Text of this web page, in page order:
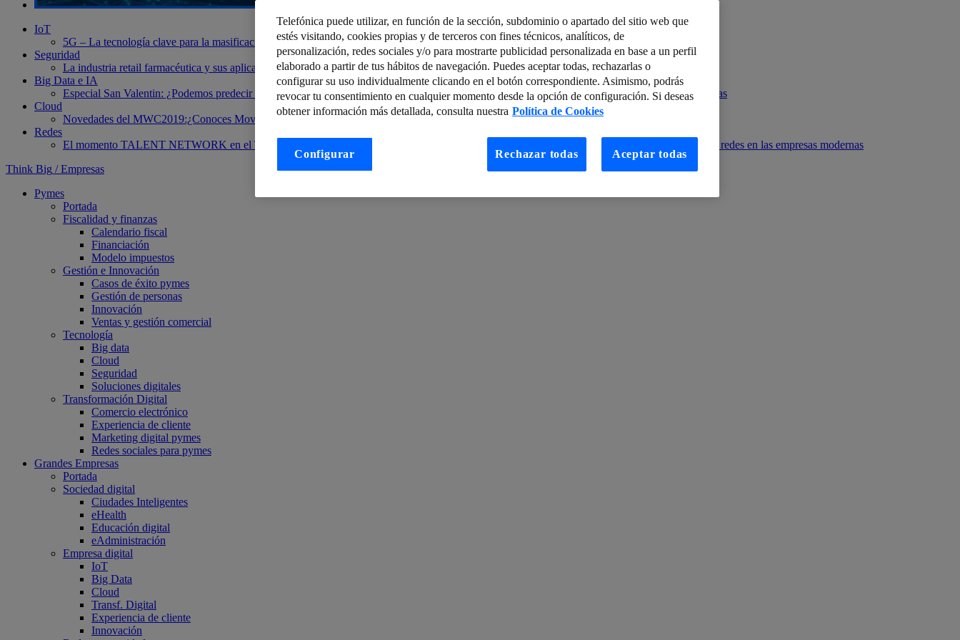
IoT
5G – La tecnología clave para la masificación de IoT El gobierno del almacenamiento como palanca de la innovación
Seguridad
La industria retail farmacéutica y sus aplicaciones móviles Hay alguien ahí fuera: protege tu cartera de bitcoins
Big Data e IA
Especial San Valentin: ¿Podemos predecir la infidelidad con Inteligencia Artificial? #LanzamosLUCA: De reacción a predicción con Carme Artigas
Cloud
Novedades del MWC2019:¿Conoces Movistar Living Apps? Es hora de la monitorización de seguridad como servicio en la nube
Redes
El momento TALENT NETWORK en el Telefónica Technology&Automation LAB
La importancia de la segmentación y microsegmentación de redes en las empresas modernas
Think Big / Empresas
Pymes
Portada
Fiscalidad y finanzas
Calendario fiscal
Financiación
Modelo impuestos
Gestión e Innovación
Casos de éxito pymes
Gestión de personas
Innovación
Ventas y gestión comercial
Tecnología
Big data
Cloud
Seguridad
Soluciones digitales
Transformación Digital
Comercio electrónico
Experiencia de cliente
Marketing digital pymes
Redes sociales para pymes
Grandes Empresas
Portada
Sociedad digital
Ciudades Inteligentes
eHealth
Educación digital
eAdministración
Empresa digital
IoT
Big Data
Cloud
Transf. Digital
Experiencia de cliente
Innovación
Telefónica puede utilizar, en función de la sección, subdominio o apartado del sitio web que
estés visitando, cookies propias y de terceros con fines técnicos, analíticos, de
personalización, redes sociales y/o para mostrarte publicidad personalizada en base a un perfil
elaborado a partir de tus hábitos de navegación. Puedes aceptar todas, rechazarlas o
configurar su uso individualmente clicando en el botón correspondiente. Asimismo, podrás
revocar tu consentimiento en cualquier momento desde la opción de configuración. Si deseas
obtener información más detallada, consulta nuestra Política de Cookies
Rechazar todas Aceptar todas
Configurar